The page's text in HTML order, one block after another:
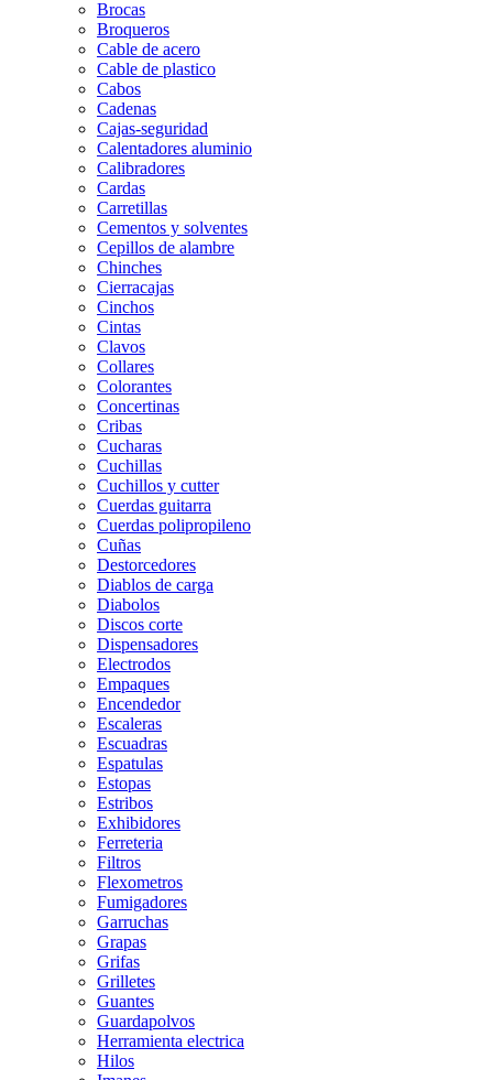
Brocas
Broqueros
Cable de acero
Cable de plastico
Cabos
Cadenas
Cajas-seguridad
Calentadores aluminio
Calibradores
Cardas
Carretillas
Cementos y solventes
Cepillos de alambre
Chinches
Cierracajas
Cinchos
Cintas
Clavos
Collares
Colorantes
Concertinas
Cribas
Cucharas
Cuchillas
Cuchillos y cutter
Cuerdas guitarra
Cuerdas polipropileno
Cuñas
Destorcedores
Diablos de carga
Diabolos
Discos corte
Dispensadores
Electrodos
Empaques
Encendedor
Escaleras
Escuadras
Espatulas
Estopas
Estribos
Exhibidores
Ferreteria
Filtros
Flexometros
Fumigadores
Garruchas
Grapas
Grifas
Grilletes
Guantes
Guardapolvos
Herramienta electrica
Hilos